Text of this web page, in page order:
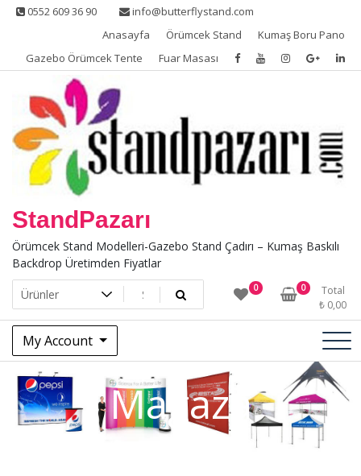
Skip 0552 609 36 90
info@butterflystand.com
Anasayfa
Örümcek Stand
Kumaş Boru Pano
Gazebo Örümcek Tente
Fuar Masası
StandPazarı
Örümcek Stand Modelleri-Gazebo Stand Çadırı – Kumaş Baskılı
Backdrop Üretimden Fiyatlar
0 0
Total
₺ 0,00
My Account
Mağaza